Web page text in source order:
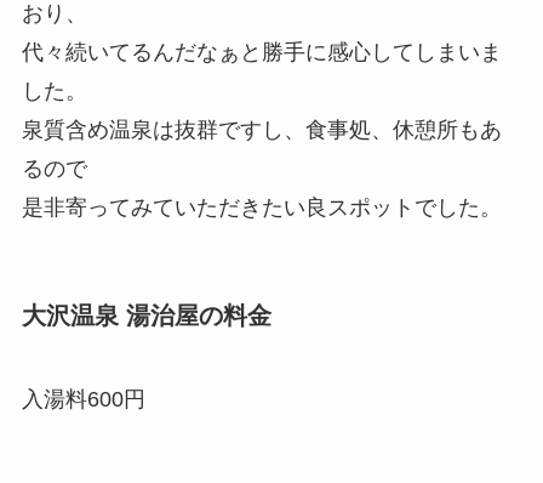
おり、
代々続いてるんだなぁと勝手に感心してしまいま
した。
泉質含め温泉は抜群ですし、食事処、休憩所もあ
るので
是非寄ってみていただきたい良スポットでした。
大沢温泉 湯治屋の料金
入湯料600円